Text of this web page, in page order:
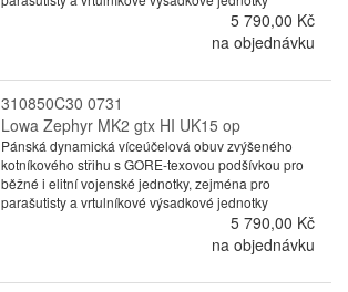
5 790,00 Kč
na objednávku
310850C30 0731
Lowa Zephyr MK2 gtx HI UK15 op
Pánská dynamická víceúčelová obuv zvýšeného
kotníkového střihu s GORE-texovou podšívkou pro
běžné i elitní vojenské jednotky, zejména pro
parašutisty a vrtulníkové výsadkové jednotky
5 790,00 Kč
na objednávku